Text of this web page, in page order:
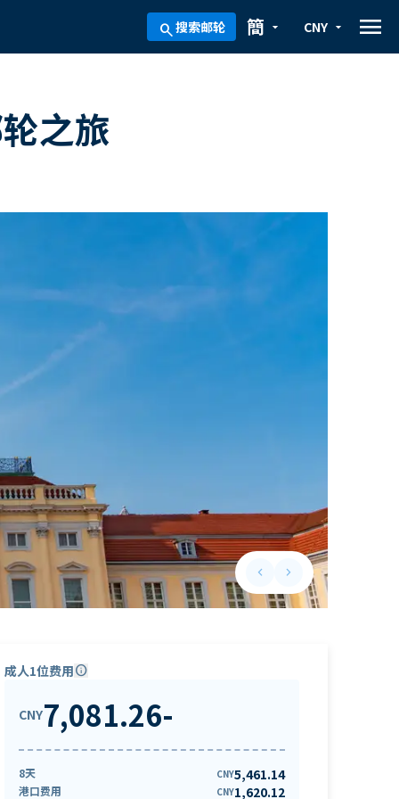
search搜索邮轮 arrow_drop_down
簡 arrow_drop_down
CNY menu
之旅
keyboard_arrow_leftPrevious slide
keyboard_arrow_rightNext slide
成人1位费用info
CNY7,081.26-
8天 CNY5,461.14
港口费用 CNY1,620.12